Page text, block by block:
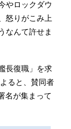
やロックダウ
怒りがこみ上
なんて許せま
長復職」を求
ると、賛同者
名が集まって